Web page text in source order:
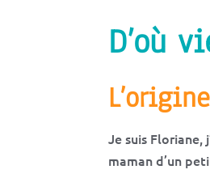
D’où
L’origine
Je suis Floriane,
maman d’un